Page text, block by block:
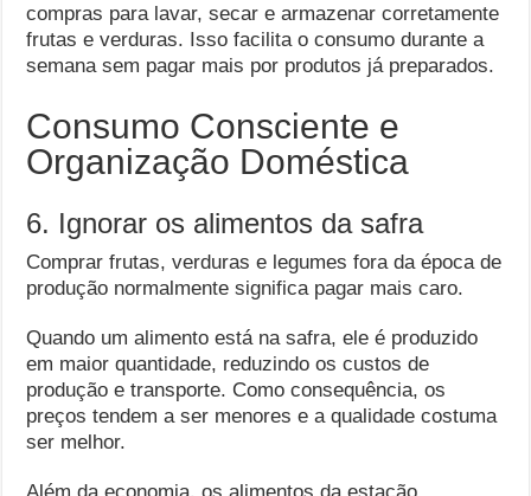
compras para lavar, secar e armazenar corretamente
frutas e verduras. Isso facilita o consumo durante a
semana sem pagar mais por produtos já preparados.
Consumo Consciente e
Organização Doméstica
6. Ignorar os alimentos da safra
Comprar frutas, verduras e legumes fora da época de
produção normalmente significa pagar mais caro.
Quando um alimento está na safra, ele é produzido
em maior quantidade, reduzindo os custos de
produção e transporte. Como consequência, os
preços tendem a ser menores e a qualidade costuma
ser melhor.
Além da economia, os alimentos da estação